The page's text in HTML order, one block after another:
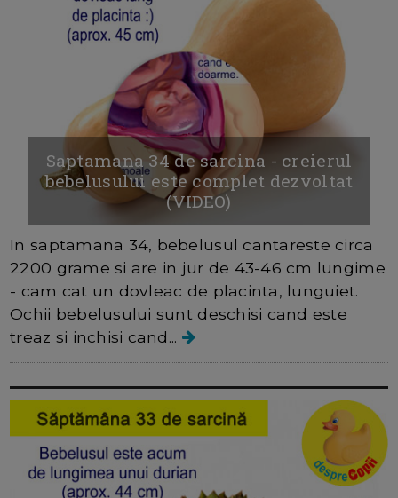
Saptamana 34 de sarcina - creierul
bebelusului este complet dezvoltat
(VIDEO)
In saptamana 34, bebelusul cantareste circa
2200 grame si are in jur de 43-46 cm lungime
- cam cat un dovleac de placinta, lunguiet.
Ochii bebelusului sunt deschisi cand este
treaz si inchisi cand...